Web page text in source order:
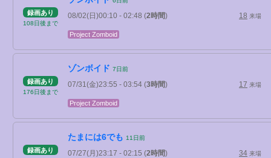
録画あり
108日後 まで
08/02(日)00:10 - 02:48 (2時間) 18 来場
Project Zomboid
録画あり
176日後 まで
ゾンボイド 7日前
07/31(金)23:55 - 03:54 (3時間) 17 来場
Project Zomboid
録画あり
たまには6でも 11 日前
07/27(月)23:17 - 02:15 (2時間) 34 来場